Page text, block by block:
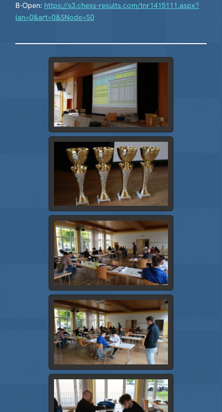
B-Open: https://s3.chess-results.com/tnr1415111.aspx?
lan=0&art=0&SNode=S0